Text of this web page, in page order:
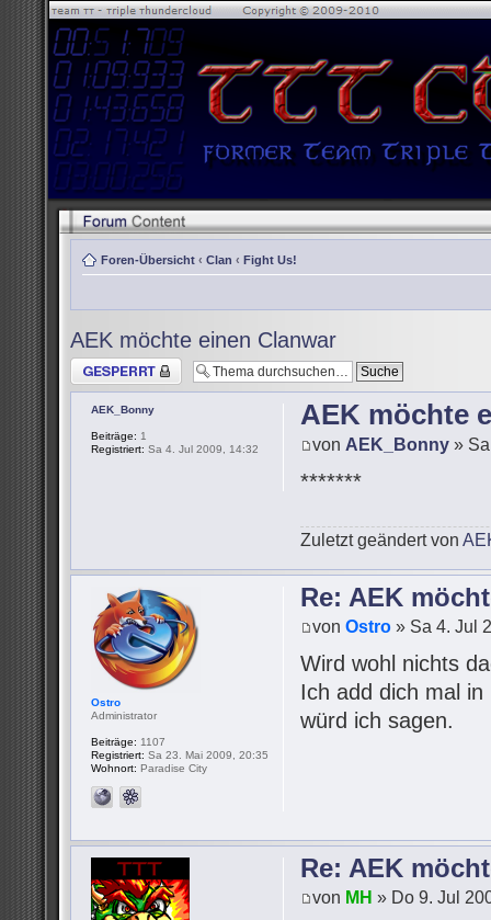
Foren-Übersicht ‹ Clan ‹ Fight Us!
AEK möchte einen Clanwar
Thema gesperrt
AEK möchte
von AEK_Bonny »
*******
Zuletzt geändert von
AEK_Bonny
Beiträge: 1
Registriert: Sa 4. Jul 2009, 14:32
Re: AEK
vonOstro » Sa 4. Jul
Wird wohl nichts
Ich add dich mal
würd ich sagen.
Ostro
Administrator
Beiträge: 1107
Registriert: Sa 23. Mai 2009, 20:35
Wohnort: Paradise City
Re: AEK
von MH » Do 9. Jul